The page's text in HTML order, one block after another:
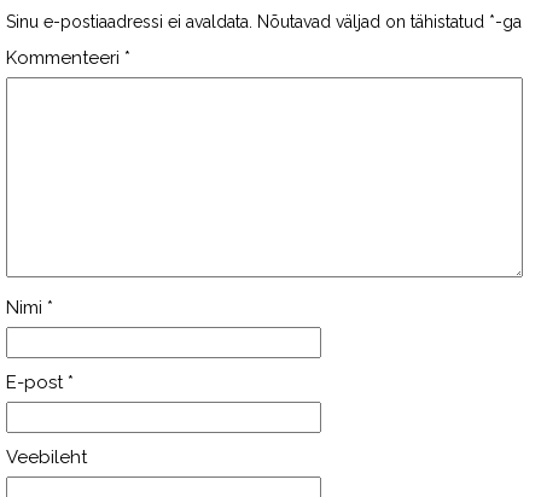
Sinu e-postiaadressi ei avaldata. Nõutavad väljad on tähistatud *-ga
Kommenteeri *
Nimi *
E-post *
Veebileht